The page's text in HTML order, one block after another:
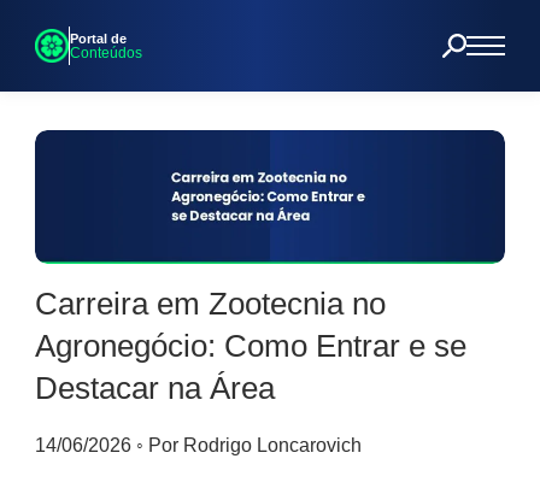
Portal de
Conteúdos
Carreira em Zootecnia no
Agronegócio: Como Entrar e se
Destacar na Área
14/06/2026 ◦ Por Rodrigo Loncarovich